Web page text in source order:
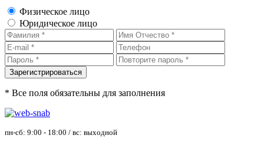
Физическое лицо
Юридическое лицо
* Все поля обязательны для заполнения
пн-сб: 9:00 - 18:00 / вс: выходной